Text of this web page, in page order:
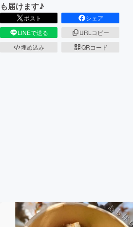
も届けます♪
ポスト
シェア
LINEで送る
URLコピー
埋め込み
QRコード